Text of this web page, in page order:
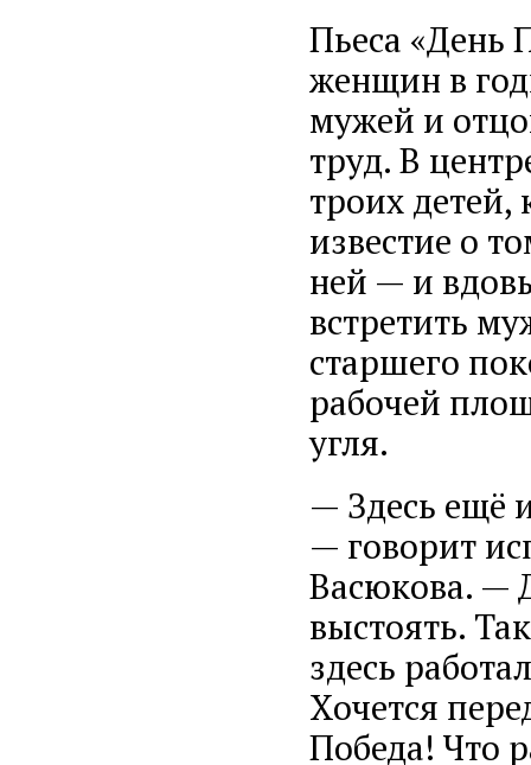
Пьеса «День
женщин в
мужей и
труд. В
троих детей,
известие о
ней — и
встретить
старшего
рабочей
угля.
— Здесь ещё
— говорит
Васюкова. —
выстоять.
здесь
Хочется
Победа! Что